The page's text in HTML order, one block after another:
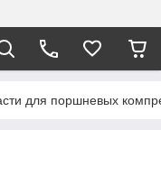
для поршневых